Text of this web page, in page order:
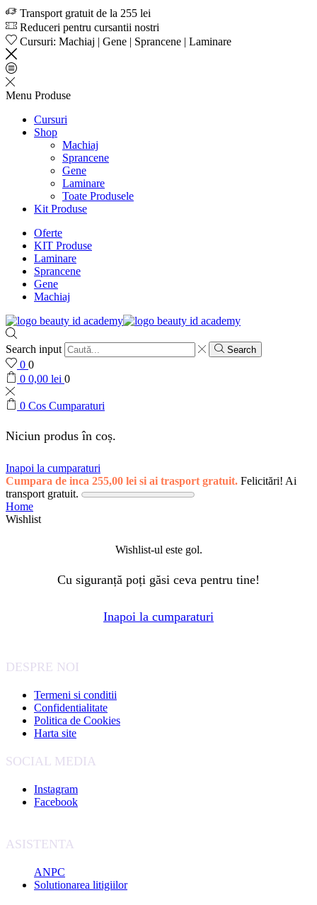
Transport gratuit de la 255 lei
Reduceri pentru cursantii nostri
Cursuri: Machiaj | Gene | Sprancene | Laminare
Menu Produse
Cursuri
Shop
Machiaj
Sprancene
Gene
Laminare
Toate Produsele
Kit Produse
Oferte
KIT Produse
Laminare
Sprancene
Gene
Machiaj
Search input Search
0 0
0 0,00 lei 0
0 Cos Cumparaturi
Niciun produs în coș.
Inapoi la cumparaturi
Cumpara de inca 255,00 lei si ai trasport gratuit. Felicitări! Ai
transport gratuit.
Home
Wishlist
Wishlist-ul este gol.
Cu siguranță poți găsi ceva pentru tine!
Inapoi la cumparaturi
DESPRE NOI
Termeni si conditii
Confidentialitate
Politica de Cookies
Harta site
SOCIAL MEDIA
Instagram
Facebook
ASISTENTA
ANPC
Solutionarea litigiilor